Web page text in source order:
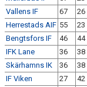
Vallens IF
67 26
Herrestads AIF 55 23
Bengtsfors IF
46 44
IFK Lane
36 38
Skärhamns IK
36 38
IF Viken
27 42